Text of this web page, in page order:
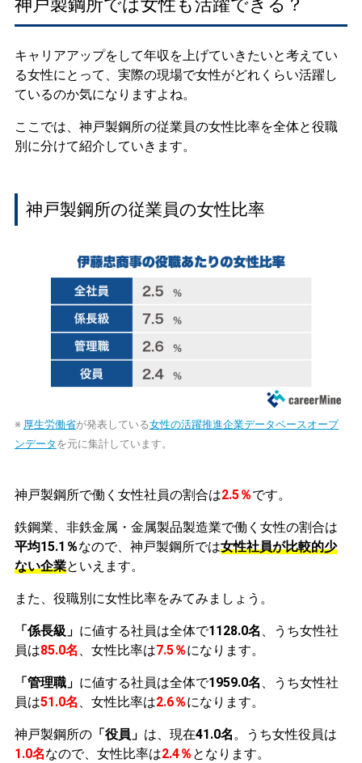
神戸製鋼所では女性も活躍できる？
キャリアアップをして年収を上げていきたいと考えてい
る女性にとって、実際の現場で女性がどれくらい活躍し
ているのか気になりますよね。
ここでは、神戸製鋼所の従業員の女性比率を全体と役職
別に分けて紹介していきます。
神戸製鋼所の従業員の女性比率
※ 厚生労働省が発表している女性の活躍推進企業データベースオープ
ンデータ を元に集計しています。
神戸製鋼所で働く女性社員の割合は2.5％です。
鉄鋼業、非鉄金属・金属製品製造業で働く女性の割合は
平均15.1％なので、神戸製鋼所では女性社員が比較的少
ない企業といえます。
また、役職別に女性比率をみてみましょう。
「係長級」 に値する社員は全体で1128.0名 、うち女性社
員は85.0名 、女性比率は7.5％になります。
「管理職」 に値する社員は全体で1959.0名 、うち女性社
員は51.0名 、女性比率は2.6％になります。
神戸製鋼所の「役員」 は、現在41.0名。うち女性役員は
1.0名なので、女性比率は2.4％ となります。